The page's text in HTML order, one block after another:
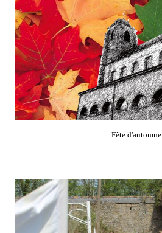
Fête d'automne